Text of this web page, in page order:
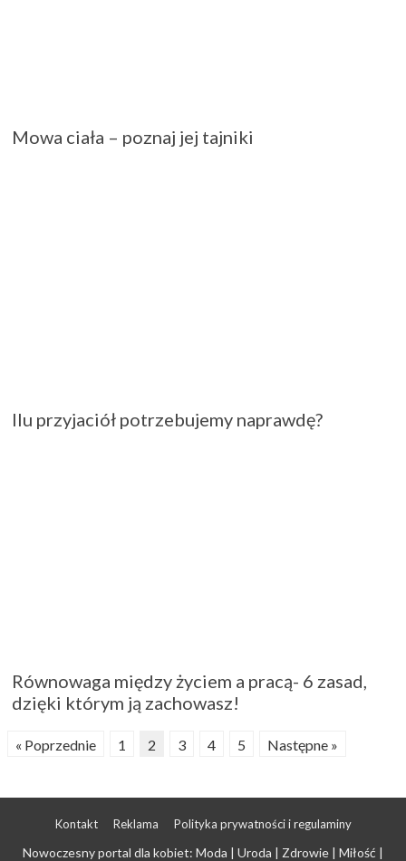
Mowa ciała – poznaj jej tajniki
Ilu przyjaciół potrzebujemy naprawdę?
Równowaga między życiem a pracą- 6 zasad,
dzięki którym ją zachowasz!
« Poprzednie 1 2 3 4 5 Następne »
Kontakt Reklama Polityka prywatności i regulaminy
Nowoczesny portal dla kobiet: Moda | Uroda | Zdrowie | Miłość |